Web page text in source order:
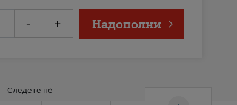
- + Надополни
Следете нè